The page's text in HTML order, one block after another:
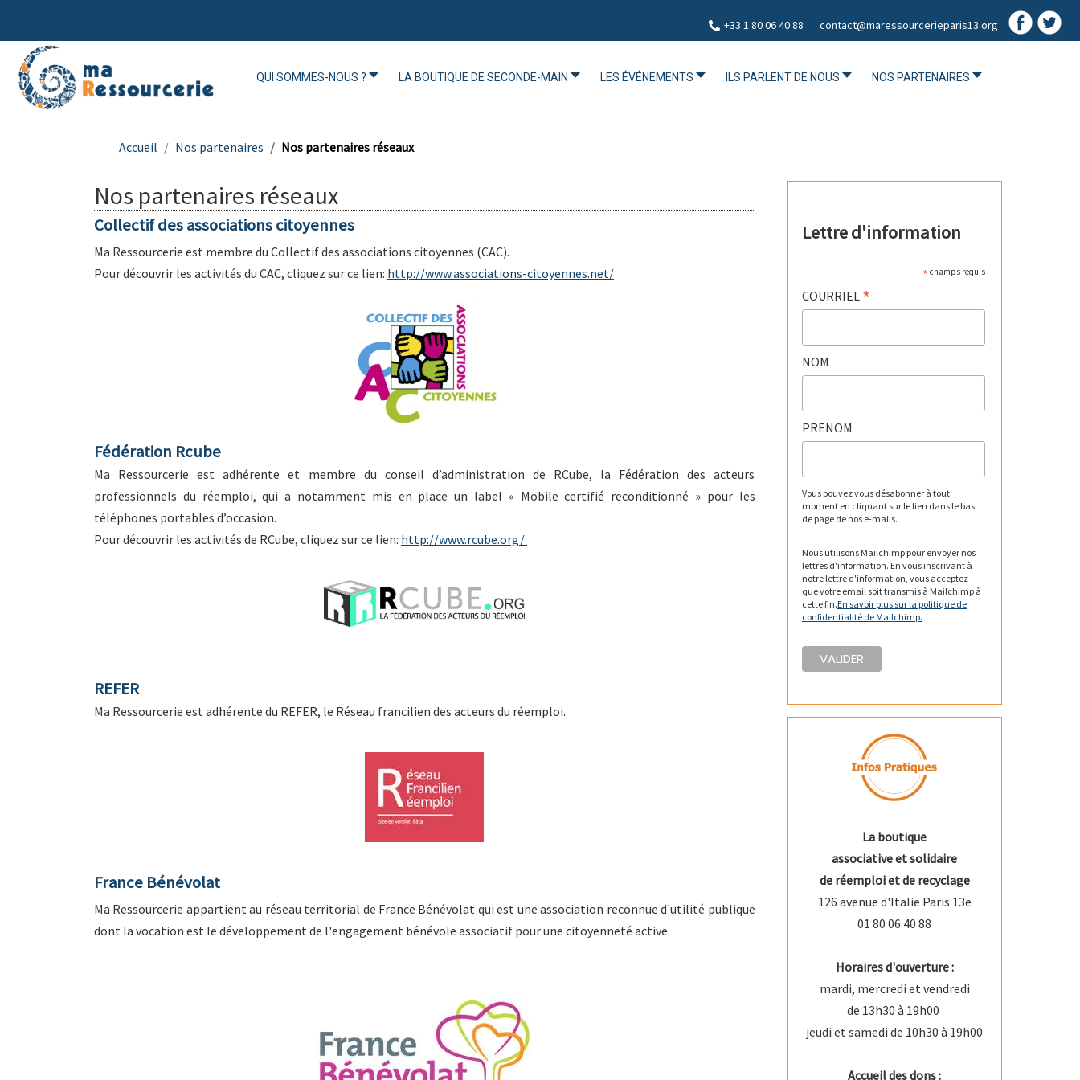
+33 1 80 06 40 88 contact@maressourcerieparis13.org
QUI SOMMES-NOUS ? LA BOUTIQUE DE SECONDE-MAIN LES ÉVÉNEMENTS ILS PARLENT DE NOUS NOS PARTENAIRES
Accueil Nos partenaires Nos partenaires réseaux
Nos partenaires réseaux
Collectif des associations citoyennes
Ma Ressourcerie est membre du Collectif des associations citoyennes (CAC).
Pour découvrir les activités du CAC, cliquez sur ce lien: http://www.associations-citoyennes.net/
Fédération Rcube
Ma Ressourcerie est adhérente et membre du conseil d’administration de RCube, la Fédération des acteurs
professionnels du réemploi, qui a notamment mis en place un label « Mobile certifié reconditionné » pour les
téléphones portables d’occasion.
Pour découvrir les activités de RCube, cliquez sur ce lien: http://www.rcube.org/
REFER
Ma Ressourcerie est adhérente du REFER, le Réseau francilien des acteurs du réemploi.
France Bénévolat
Ma Ressourcerie appartient au réseau territorial de France Bénévolat qui est une association reconnue d'utilité publique
dont la vocation est le développement de l'engagement bénévole associatif pour une citoyenneté active.
Lettre d'information
* champs requis
COURRIEL *
NOM
PRENOM
Vous pouvez vous désabonner à tout
moment en cliquant sur le lien dans le bas
de page de nos e-mails.
Nous utilisons Mailchimp pour envoyer nos
lettres d'information. En vous inscrivant à
notre lettre d'information, vous acceptez
que votre email soit transmis à Mailchimp à
cette fin.En savoir plus sur la politique de
confidentialité de Mailchimp.
La boutique
associative et solidaire
de réemploi et de recyclage
126 avenue d'Italie Paris 13e
01 80 06 40 88
Horaires d'ouverture :
mardi, mercredi et vendredi
de 13h30 à 19h00
jeudi et samedi de 10h30 à 19h00
Accueil des dons :